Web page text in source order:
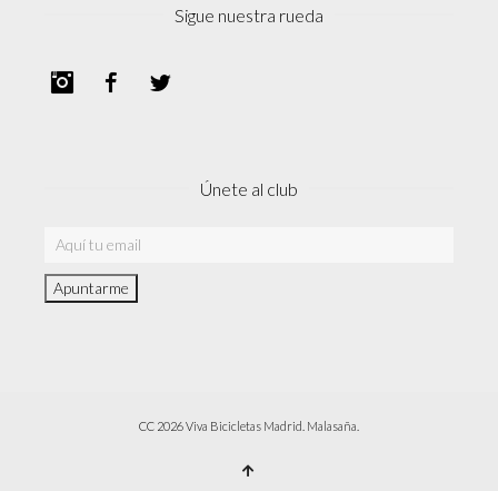
Sigue nuestra rueda
InstagramFacebook
Únete al club
CC 2026 Viva Bicicletas Madrid. Malasaña.